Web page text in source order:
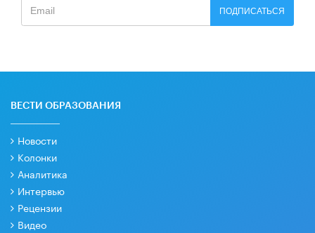
ПОДПИСАТЬСЯ
ВЕСТИ ОБРАЗОВАНИЯ
Новости
Колонки
Аналитика
Интервью
Рецензии
Видео